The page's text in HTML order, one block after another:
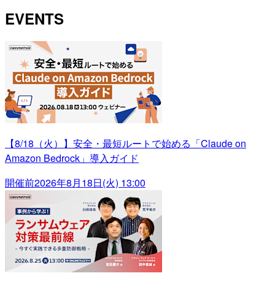
EVENTS
【8/18（火）】安全・最短ルートで始める「Claude on
Amazon Bedrock」導入ガイド
開催前2026年8月18日(火) 13:00